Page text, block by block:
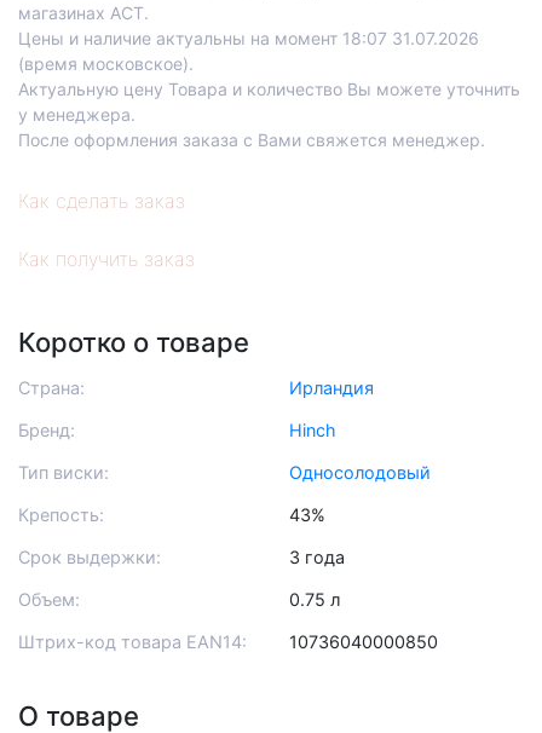
магазинах АСТ.
Цены и наличие актуальны на момент 18:07 31.07.2026
(время московское).
Актуальную цену Товара и количество Вы можете уточнить
у менеджера.
После оформления заказа с Вами свяжется менеджер.
Как сделать заказ
Как получить заказ
Коротко о товаре
Страна: Ирландия
Бренд: Hinch
Тип виски: Односолодовый
Крепость: 43%
Срок выдержки: 3 года
Объем: 0.75 л
Штрих-код товара EAN14: 10736040000850
О товаре